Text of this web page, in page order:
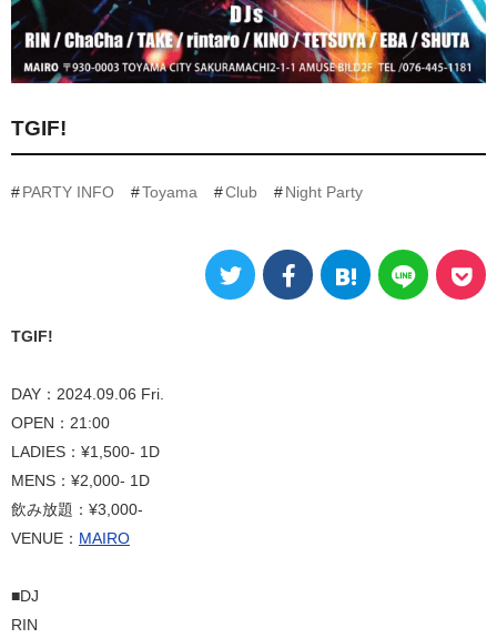
TGIF!
PARTY INFO Toyama Club Night Party
TGIF!
DAY：2024.09.06 Fri.
OPEN：21:00
LADIES：¥1,500- 1D
MENS：¥2,000- 1D
飲み放題：¥3,000-
VENUE： MAIRO
■DJ
RIN